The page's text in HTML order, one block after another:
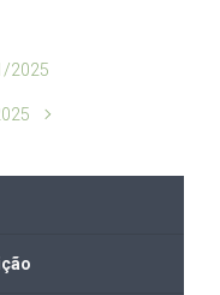
2025